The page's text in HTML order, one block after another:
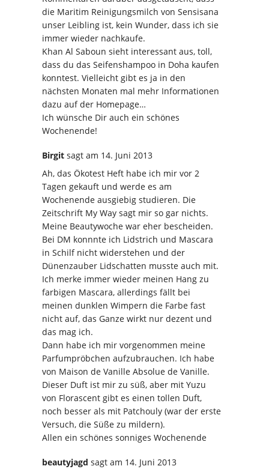
die Maritim Reinigungsmilch von Sensisana
unser Leibling ist, kein Wunder, dass ich sie
immer wieder nachkaufe.
Khan Al Saboun sieht interessant aus, toll,
dass du das Seifenshampoo in Doha kaufen
konntest. Vielleicht gibt es ja in den
nächsten Monaten mal mehr Informationen
dazu auf der Homepage…
Ich wünsche Dir auch ein schönes
Wochenende!
Birgit sagt am 14. Juni 2013
Ah, das Ökotest Heft habe ich mir vor 2
Tagen gekauft und werde es am
Wochenende ausgiebig studieren. Die
Zeitschrift My Way sagt mir so gar nichts.
Meine Beautywoche war eher bescheiden.
Bei DM konnnte ich Lidstrich und Mascara
in Schilf nicht widerstehen und der
Dünenzauber Lidschatten musste auch mit.
Ich merke immer wieder meinen Hang zu
farbigen Mascara, allerdings fällt bei
meinen dunklen Wimpern die Farbe fast
nicht auf, das Ganze wirkt nur dezent und
das mag ich.
Dann habe ich mir vorgenommen meine
Parfumpröbchen aufzubrauchen. Ich habe
von Maison de Vanille Absolue de Vanille.
Dieser Duft ist mir zu süß, aber mit Yuzu
von Florascent gibt es einen tollen Duft,
noch besser als mit Patchouly (war der erste
Versuch, die Süße zu mildern).
Allen ein schönes sonniges Wochenende
beautyjagd sagt am 14. Juni 2013